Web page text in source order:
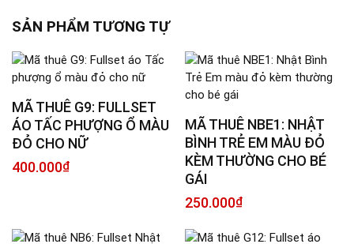
SẢN PHẨM TƯƠNG TỰ
MÃ THUÊ G9: FULLSET
ÁO TẤC PHƯỢNG Ổ MÀU
ĐỎ CHO NỮ
400.000₫
MÃ THUÊ NBE1: NHẬT
BÌNH TRẺ EM MÀU ĐỎ
KÈM THƯỜNG CHO BÉ
GÁI
250.000₫